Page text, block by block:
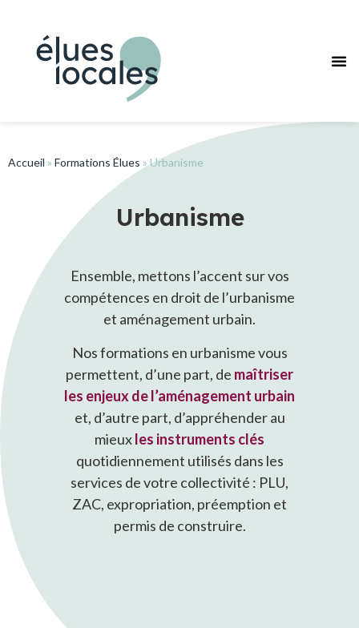
Accueil » Formations Élues »Urbanisme
Urbanisme
Ensemble, mettons l’accent sur vos
compétences en droit de l’urbanisme
et aménagement urbain.
Nos formations en urbanisme vous
permettent, d’une part, de maîtriser
les enjeux de l’aménagement urbain
et, d’autre part, d’appréhender au
mieuxles instruments clés
quotidiennement utilisés dans les
services de votre collectivité : PLU,
ZAC, expropriation, préemption et
permis de construire.